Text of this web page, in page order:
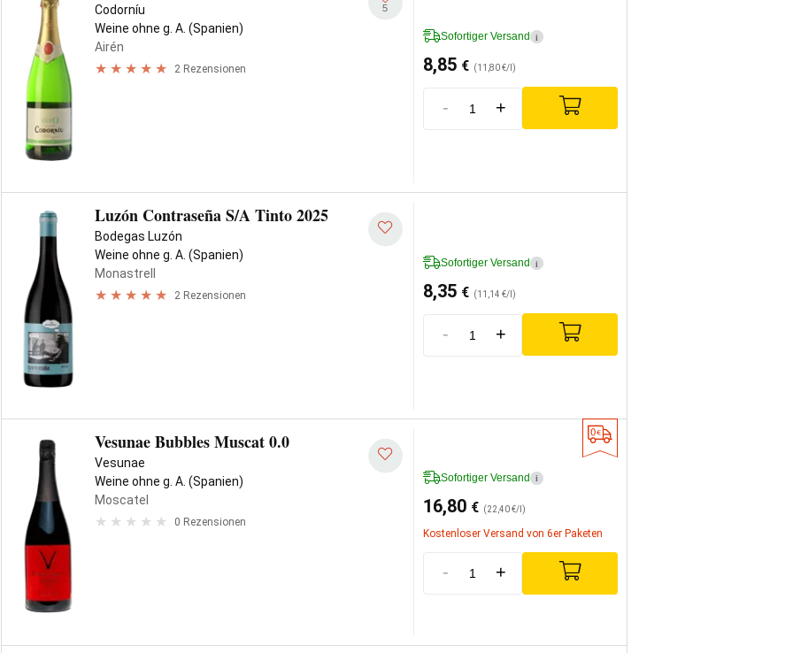
Codorníu
Weine ohne g. A. (Spanien)
Airén
2 Rezensionen
5
Sofortiger Versand i
8,85 € (11,80 €/l)
- +
Luzón Contraseña S/A Tinto 2025
Bodegas Luzón
Weine ohne g. A. (Spanien)
Monastrell
2 Rezensionen
Sofortiger Versand i
8,35 € (11,14 €/l)
- +
Vesunae Bubbles Muscat 0.0
Vesunae
Weine ohne g. A. (Spanien)
Moscatel
0 Rezensionen
Sofortiger Versand i
16,80 € (22,40 €/l)
Kostenloser Versand von 6er Paketen
- +